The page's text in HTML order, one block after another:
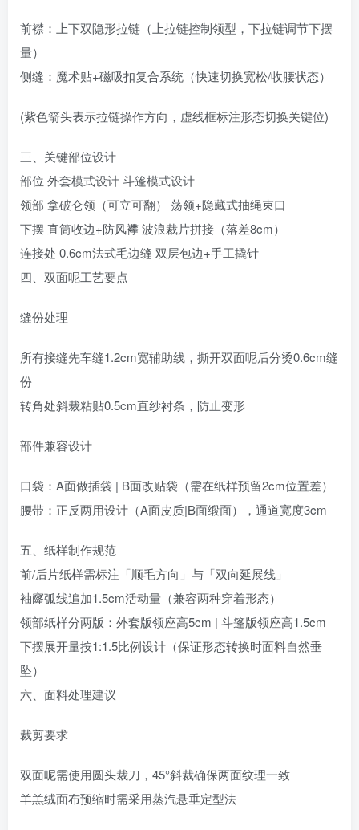
前襟：上下双隐形拉链（上拉链控制领型，下拉链调节下摆
量）
侧缝：魔术贴+磁吸扣复合系统（快速切换宽松/收腰状态）
(紫色箭头表示拉链操作方向，虚线框标注形态切换关键位)
三、‌关键部位设计‌
部位 外套模式设计 斗篷模式设计
领部‌ 拿破仑领（可立可翻） 荡领+隐藏式抽绳束口
下摆‌ 直筒收边+防风襻 波浪裁片拼接（落差8cm）
连接处‌ 0.6cm法式毛边缝 双层包边+手工撬针
四、‌双面呢工艺要点‌
缝份处理‌
所有接缝先车缝1.2cm宽辅助线，撕开双面呢后分烫0.6cm缝
份
转角处斜裁粘贴0.5cm直纱衬条，防止变形
部件兼容设计‌
口袋：A面做插袋 | B面改贴袋（需在纸样预留2cm位置差）
腰带：正反两用设计（A面皮质|B面缎面），通道宽度3cm
五、‌纸样制作规范‌
前/后片纸样需标注「顺毛方向」与「双向延展线」
袖窿弧线追加1.5cm活动量（兼容两种穿着形态）
领部纸样分两版：外套版领座高5cm | 斗篷版领座高1.5cm
下摆展开量按1:1.5比例设计（保证形态转换时面料自然垂
坠）
六、‌面料处理建议‌
裁剪要求‌
双面呢需使用圆头裁刀，45°斜裁确保两面纹理一致
羊羔绒面布预缩时需采用蒸汽悬垂定型法